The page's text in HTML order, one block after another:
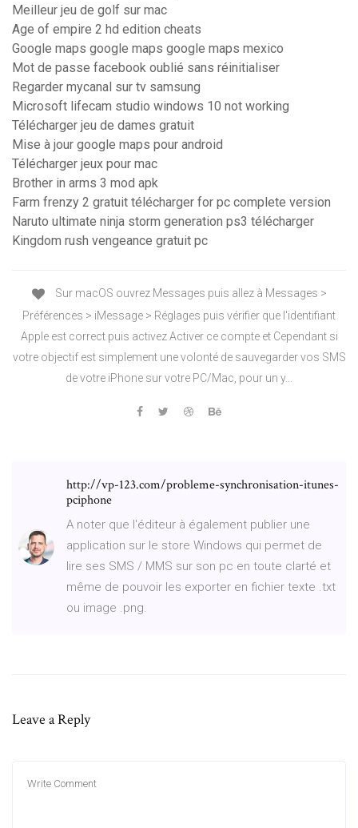
Meilleur jeu de golf sur mac
Age of empire 2 hd edition cheats
Google maps google maps google maps mexico
Mot de passe facebook oublié sans réinitialiser
Regarder mycanal sur tv samsung
Microsoft lifecam studio windows 10 not working
Télécharger jeu de dames gratuit
Mise à jour google maps pour android
Télécharger jeux pour mac
Brother in arms 3 mod apk
Farm frenzy 2 gratuit télécharger for pc complete version
Naruto ultimate ninja storm generation ps3 télécharger
Kingdom rush vengeance gratuit pc
Sur macOS ouvrez Messages puis allez à Messages >
Préférences > iMessage > Réglages puis vérifier que l'identifiant
Apple est correct puis activez Activer ce compte et Cependant si
votre objectif est simplement une volonté de sauvegarder vos SMS
de votre iPhone sur votre PC/Mac, pour un y...
http://vp-123.com/probleme-synchronisation-itunes-
pciphone
A noter que l'éditeur à également publier une
application sur le store Windows qui permet de
lire ses SMS / MMS sur son pc en toute clarté et
même de pouvoir les exporter en fichier texte .txt
ou image .png.
Leave a Reply